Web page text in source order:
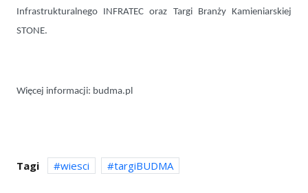
Infrastrukturalnego INFRATEC oraz Targi Branży Kamieniarskiej
STONE.
Więcej informacji: budma.pl
Tagi wiesci targiBUDMA